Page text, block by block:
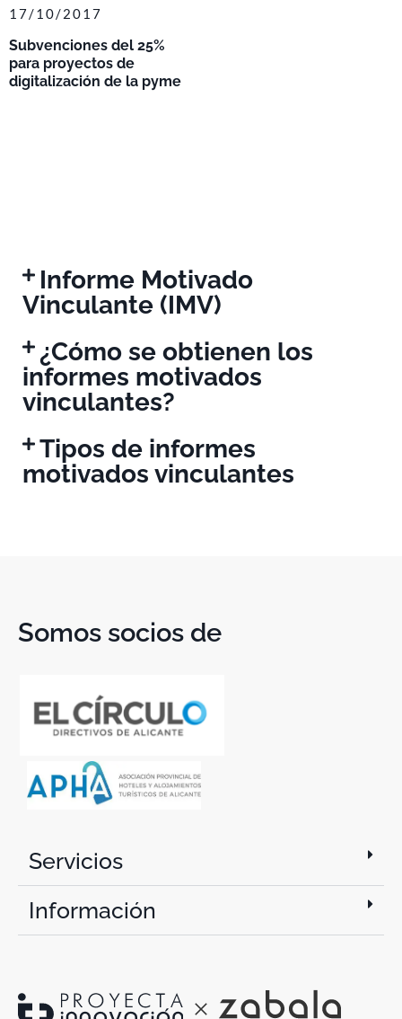
Subvenciones del 25%
para proyectos de
digitalización de la pyme
17/10/2017
Informe Motivado
Vinculante (IMV)
¿Cómo se obtienen los
informes motivados
vinculantes?
Tipos de informes
motivados vinculantes
Somos socios de
Servicios
Información